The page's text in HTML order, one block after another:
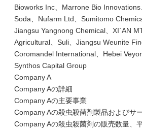
Bioworks Inc、Marrone Bio
Soda、Nufarm Ltd、Sumitomo
Jiangsu Yangnong Chemical、XI`AN
Agricultural、Suli、Jiangsu Weunite
Coromandel International、Hebei
Synthos Capital Group
Company A
Company Aの詳細
Company Aの主要事業
Company Aの殺虫殺菌剤製品およびサ
Company Aの殺虫殺菌剤の販売数量、